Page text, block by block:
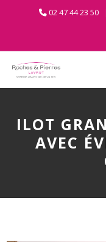
02 47 44 23 50
ILOT
AVEC